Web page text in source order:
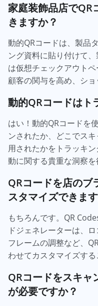
家庭装飾品店でQR
きますか？
動的QRコードは、製品
ング資料に貼り付けて
は仮想チェックアウトペ
顧客の関与を高め、ショ
動的QRコードはト
はい！動的QRコードを
ンされたか、どこでス
用されたかをトラッキ
動に関する貴重な洞察を
QRコードを店のブ
スタマイズできま
もちろんです。QR
ドジェネレーターは、
フレームの調整など、
わせてカスタマイズする
QRコードをスキャ
が必要ですか？